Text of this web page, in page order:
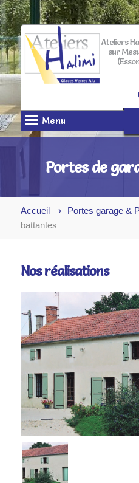
Ateliers
sur
Menu
Portes de
Accueil Portes garage &
battantes
Nos réalisations